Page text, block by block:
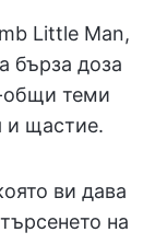
Little Man,
бърза доза
общи теми
и щастие.
ви дава
на